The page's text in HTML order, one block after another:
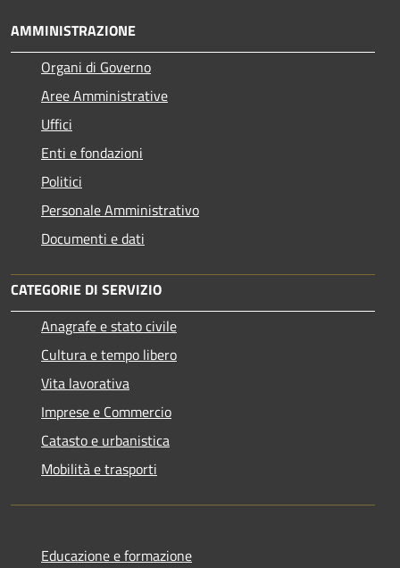
AMMINISTRAZIONE
Organi di Governo
Aree Amministrative
Uffici
Enti e fondazioni
Politici
Personale Amministrativo
Documenti e dati
CATEGORIE DI SERVIZIO
Anagrafe e stato civile
Cultura e tempo libero
Vita lavorativa
Imprese e Commercio
Catasto e urbanistica
Mobilità e trasporti
Educazione e formazione